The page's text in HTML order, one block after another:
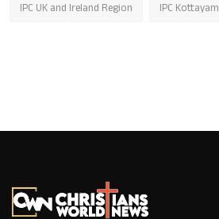
IPC UK and Ireland Region IPC Kottayam